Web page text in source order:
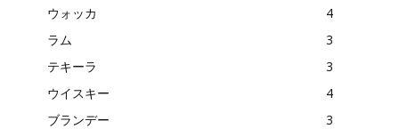
ウォッカ
4
ラム
3
テキーラ
3
ウイスキー
4
ブランデー
3